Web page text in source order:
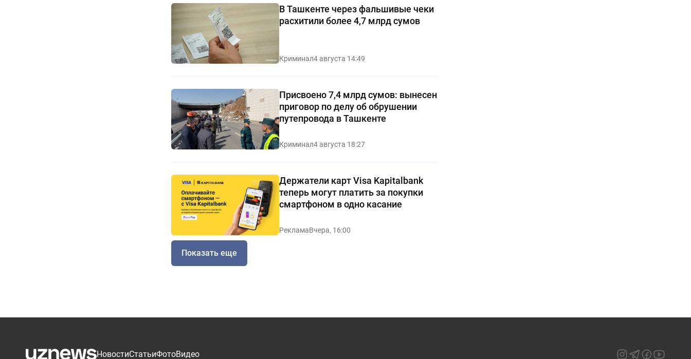
В Ташкенте через фальшивые чеки
расхитили более 4,7 млрд сумов
Криминал4 августа 14:49
Присвоено 7,4 млрд сумов: вынесен
приговор по делу об обрушении
путепровода в Ташкенте
Криминал4 августа 18:27
Держатели карт Visa Kapitalbank
теперь могут платить за покупки
смартфоном в одно касание
РекламаВчера, 16:00
Показать еще
НовостиСтатьиФотоВидео